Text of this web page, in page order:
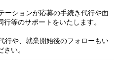
ーションが応募の手続き代行や面
等のサポートをいたします。
行や、就業開始後のフォローもい
い。